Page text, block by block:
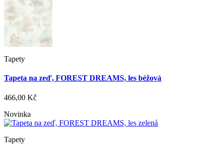
Tapety
Tapeta na zeď, FOREST DREAMS, les béžová
466,00 Kč
Novinka
Tapety